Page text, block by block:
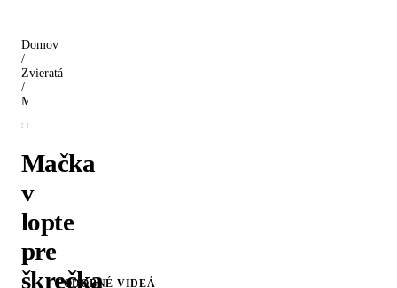
Domov
/
Zvieratá
/
Mačka
v
lopte
pre
škrečka
PODOBNÉ VIDEÁ